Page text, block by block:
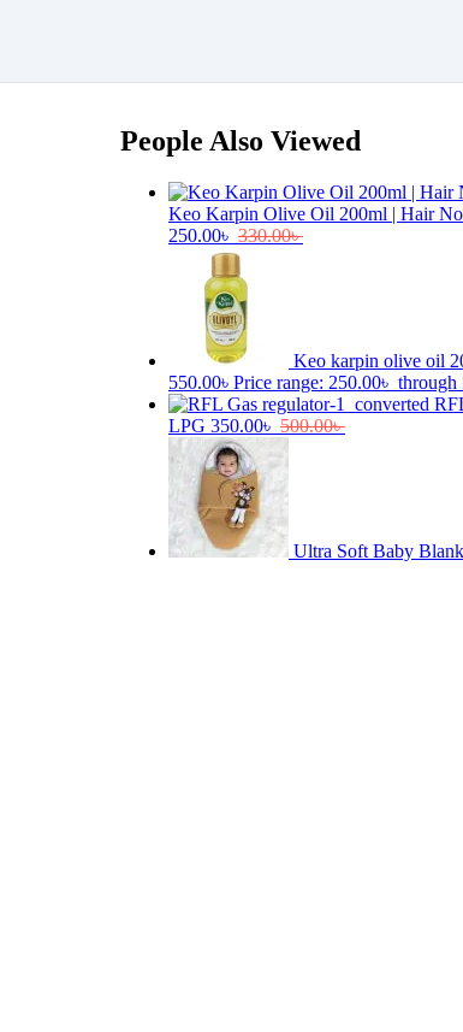
People Also Viewed
Keo Karpin Olive Oil 200ml | Hair
250.00৳ 330.00৳
Keo karpin olive oil
550.00৳ Price range: 250.00৳ through
LPG 350.00৳ 500.00৳
Ultra Soft Baby